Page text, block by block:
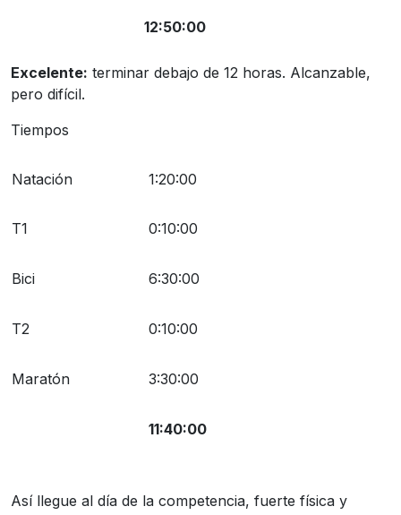
12:50:00
Excelente: terminar debajo de 12 horas. Alcanzable,
pero difícil.
Tiempos
Natación 1:20:00
T1 0:10:00
Bici 6:30:00
T2 0:10:00
Maratón 3:30:00
11:40:00
Así llegue al día de la competencia, fuerte física y